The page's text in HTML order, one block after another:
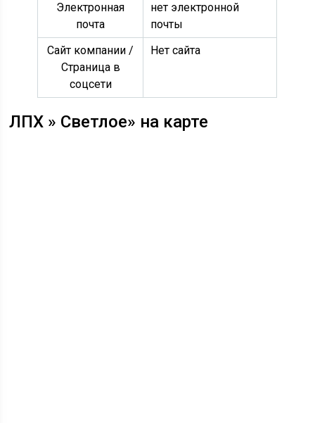
Электронная
почта
нет электронной
почты
Сайт компании /
Страница в
соцсети
Нет сайта
ЛПХ » Светлое» на карте